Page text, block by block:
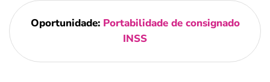
Oportunidade: Portabilidade de consignado
INSS